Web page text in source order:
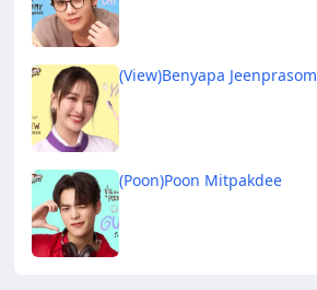
(View)Benyapa Jeenprasom
(Poon)Poon Mitpakdee